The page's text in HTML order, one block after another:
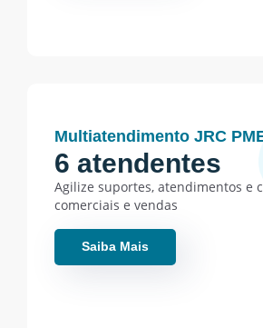
Multiatendimento JRC
6 atendentes
Agilize suportes, atendimentos e
comerciais e vendas
Saiba Mais